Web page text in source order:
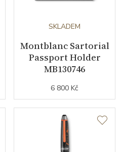
SKLADEM
Montblanc Sartorial
Passport Holder
MB130746
6 800 Kč